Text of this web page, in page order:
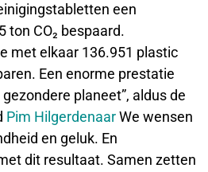
een
ton CO₂ bespaard.
met elkaar 136.951 plastic
Een enorme prestatie
planeet”, aldus de
Pim HilgerdenaarWe wensen
en geluk. En
dit resultaat. Samen zetten